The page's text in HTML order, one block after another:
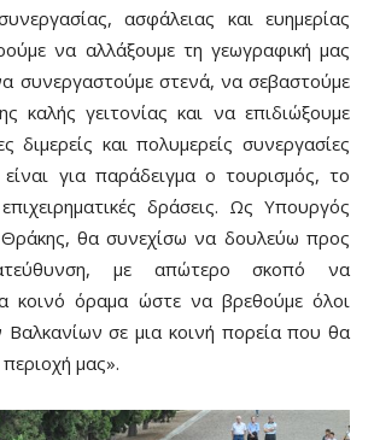
ασφάλειας και ευημερίας
να αλλάξουμε τη γεωγραφική μας
συνεργαστούμε στενά, να σεβαστούμε
καλής γειτονίας και να επιδιώξουμε
διμερείς και πολυμερείς συνεργασίες
για παράδειγμα ο τουρισμός, το
δράσεις. Ως Υπουργός
Θράκης, θα συνεχίσω να δουλεύω προς
με απώτερο σκοπό να
κοινό όραμα ώστε να βρεθούμε όλοι
Βαλκανίων σε μια κοινή πορεία που θα
μας».